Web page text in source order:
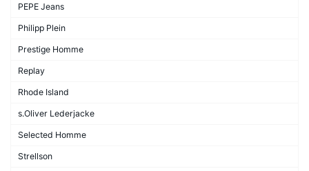
PEPE Jeans
Philipp Plein
Prestige Homme
Replay
Rhode Island
s.Oliver Lederjacke
Selected Homme
Strellson